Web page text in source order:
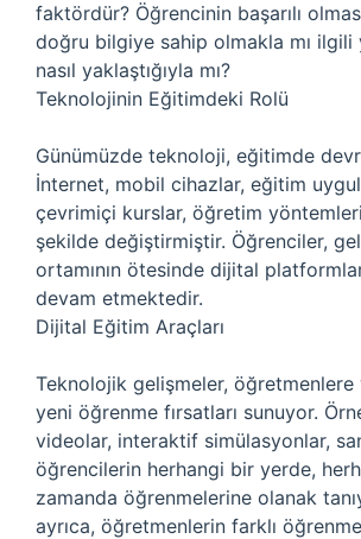
faktördür? Öğrencinin başarılı
doğru bilgiye sahip olmakla mı
nasıl yaklaştığıyla mı?
Teknolojinin Eğitimdeki Rolü
Günümüzde teknoloji, eğitimde
İnternet, mobil cihazlar, eğitim
çevrimiçi kurslar, öğretim
şekilde değiştirmiştir. Öğrenciler,
ortamının ötesinde dijital
devam etmektedir.
Dijital Eğitim Araçları
Teknolojik gelişmeler,
yeni öğrenme fırsatları sunuyor.
videolar, interaktif simülasyonlar,
öğrencilerin herhangi bir yerde,
zamanda öğrenmelerine olanak
ayrıca, öğretmenlerin farklı